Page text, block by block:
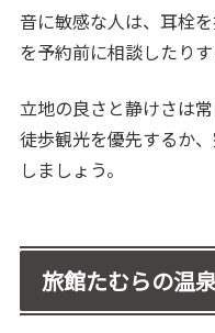
音に敏感な人は、耳栓
を予約前に相談したりす
立地の良さと静けさは
徒歩観光を優先するか
しましょう。
旅館たむらの温